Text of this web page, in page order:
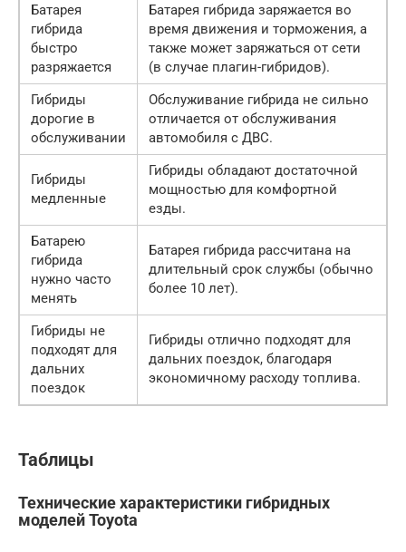
Батарея
гибрида
быстро
разряжается
Батарея гибрида заряжается во
время движения и торможения, а
также может заряжаться от сети
(в случае плагин-гибридов).
Гибриды
дорогие в
обслуживании
Обслуживание гибрида не сильно
отличается от обслуживания
автомобиля с ДВС.
Гибриды
медленные
Гибриды обладают достаточной
мощностью для комфортной
езды.
Батарею
гибрида
нужно часто
менять
Батарея гибрида рассчитана на
длительный срок службы (обычно
более 10 лет).
Гибриды не
подходят для
дальних
поездок
Гибриды отлично подходят для
дальних поездок, благодаря
экономичному расходу топлива.
Таблицы
Технические характеристики гибридных
моделей Toyota